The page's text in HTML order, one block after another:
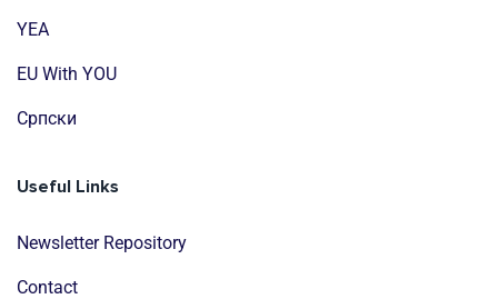
YEA
EU With YOU
Cрпски
Useful Links
Newsletter Repository
Contact